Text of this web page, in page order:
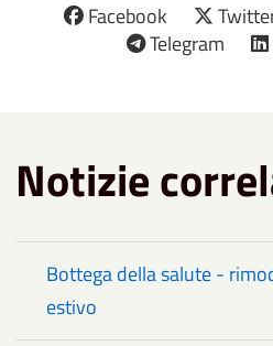
Facebook
Telegram
Notizie
Bottega della salute -
estivo